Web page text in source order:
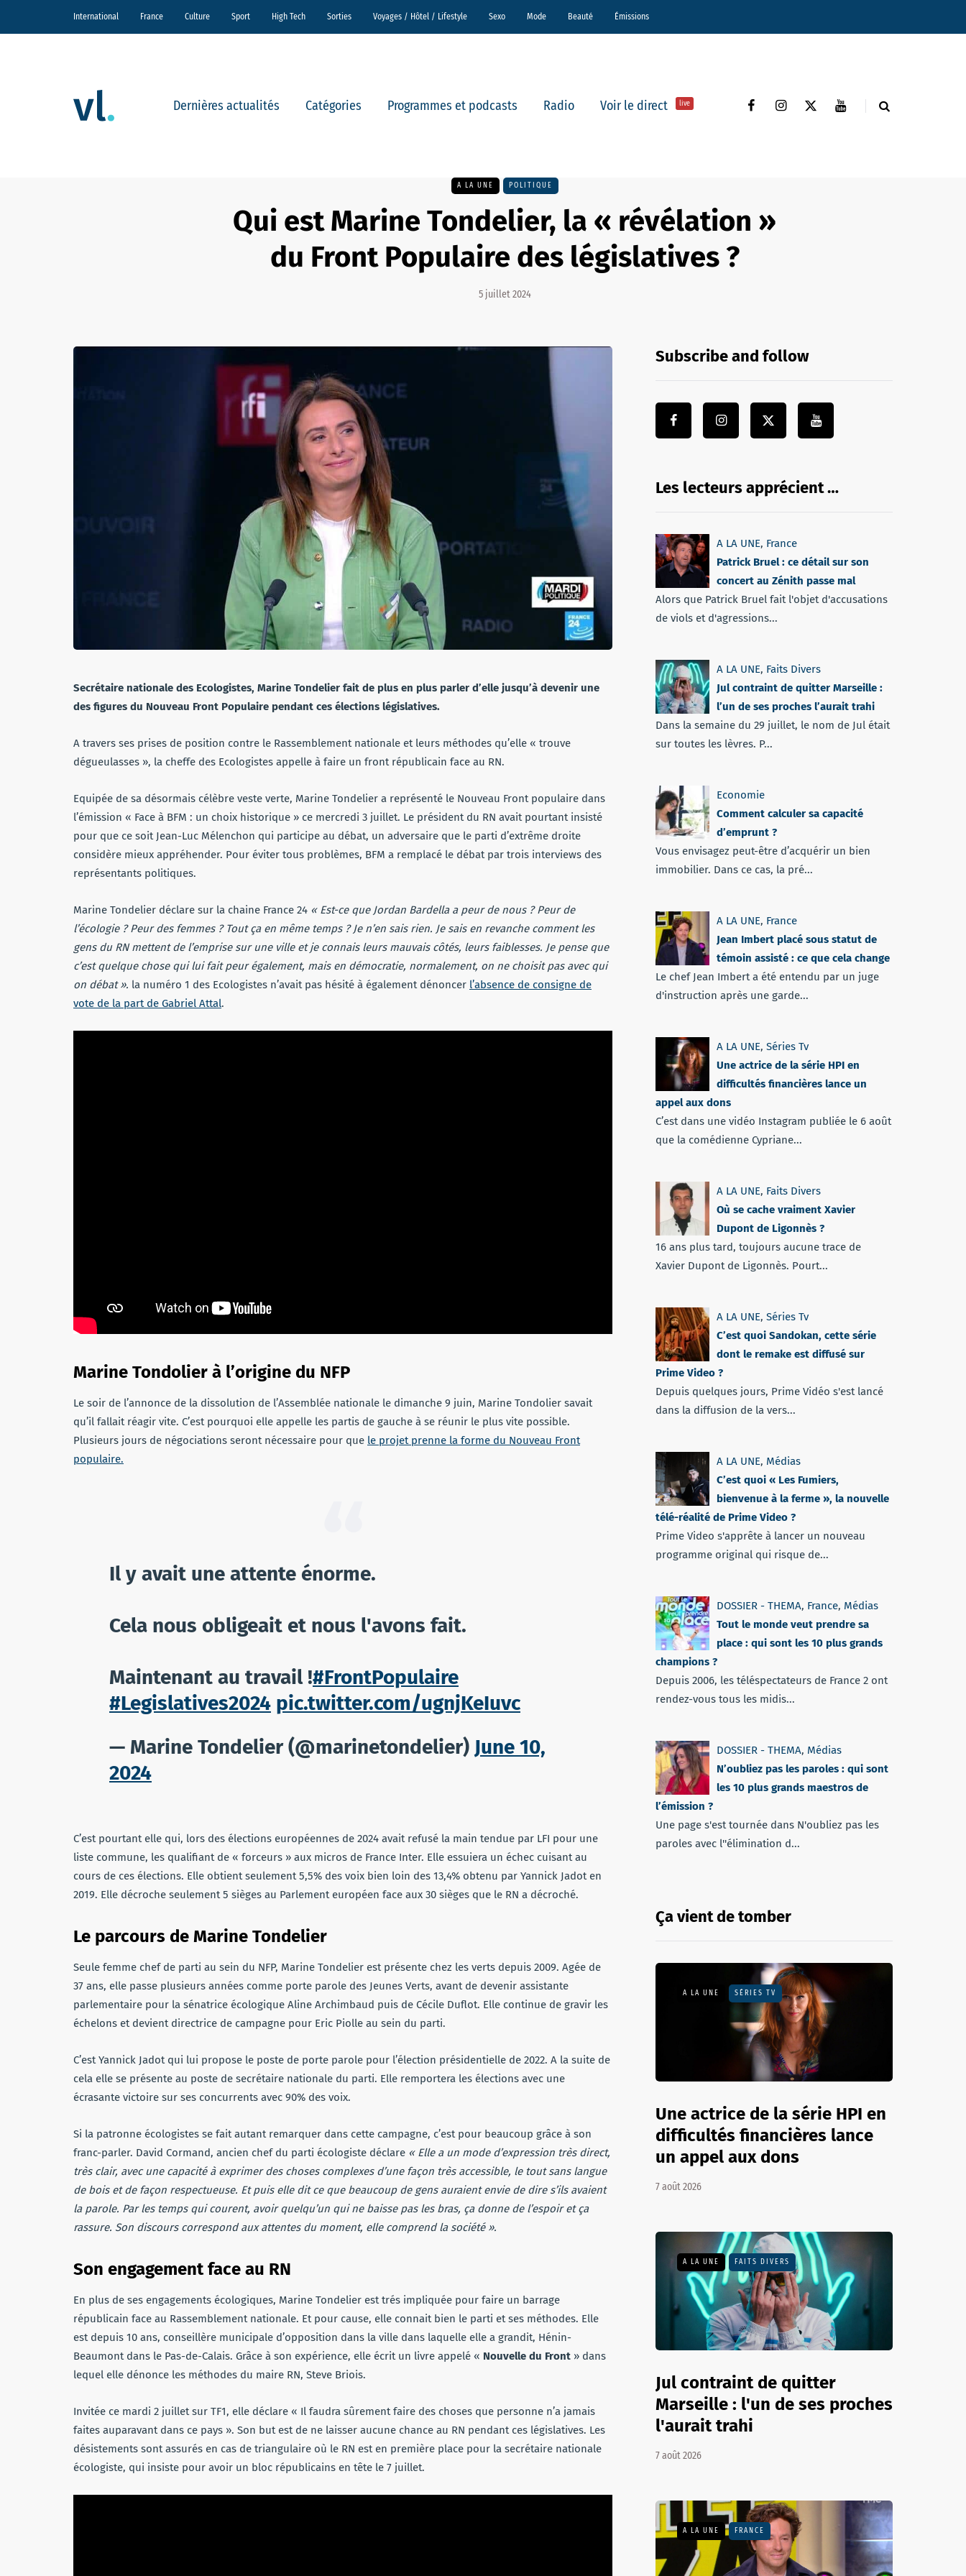
International France Culture Sport High Tech Sorties Voyages / Hôtel / Lifestyle Sexo Mode Beauté Émissions
Dernières actualités Catégories Programmes et podcasts Radio Voir le direct live
A LA UNE POLITIQUE
Qui est Marine Tondelier, la « révélation »
du Front Populaire des législatives ?
5 juillet 2024
Secrétaire nationale des Ecologistes, Marine Tondelier fait de plus en plus parler d’elle jusqu’à devenir une
des figures du Nouveau Front Populaire pendant ces élections législatives.
A travers ses prises de position contre le Rassemblement nationale et leurs méthodes qu’elle « trouve
dégueulasses », la cheffe des Ecologistes appelle à faire un front républicain face au RN.
Equipée de sa désormais célèbre veste verte, Marine Tondelier a représenté le Nouveau Front populaire dans
l’émission « Face à BFM : un choix historique » ce mercredi 3 juillet. Le président du RN avait pourtant insisté
pour que ce soit Jean-Luc Mélenchon qui participe au débat, un adversaire que le parti d’extrême droite
considère mieux appréhender. Pour éviter tous problèmes, BFM a remplacé le débat par trois interviews des
représentants politiques.
Marine Tondelier déclare sur la chaine France 24 « Est-ce que Jordan Bardella a peur de nous ? Peur de
l’écologie ? Peur des femmes ? Tout ça en même temps ? Je n’en sais rien. Je sais en revanche comment les
gens du RN mettent de l’emprise sur une ville et je connais leurs mauvais côtés, leurs faiblesses. Je pense que
c’est quelque chose qui lui fait peur également, mais en démocratie, normalement, on ne choisit pas avec qui
on débat ». la numéro 1 des Ecologistes n’avait pas hésité à également dénoncer l’absence de consigne de
vote de la part de Gabriel Attal.
Marine Tondolier à l’origine du NFP
Le soir de l’annonce de la dissolution de l’Assemblée nationale le dimanche 9 juin, Marine Tondolier savait
qu’il fallait réagir vite. C’est pourquoi elle appelle les partis de gauche à se réunir le plus vite possible.
Plusieurs jours de négociations seront nécessaire pour que le projet prenne la forme du Nouveau Front
populaire.
Il y avait une attente énorme.
Cela nous obligeait et nous l'avons fait.
Maintenant au travail !#FrontPopulaire
#Legislatives2024 pic.twitter.com/ugnjKeIuvc
— Marine Tondelier (@marinetondelier) June 10,
2024
C’est pourtant elle qui, lors des élections européennes de 2024 avait refusé la main tendue par LFI pour une
liste commune, les qualifiant de « forceurs » aux micros de France Inter. Elle essuiera un échec cuisant au
cours de ces élections. Elle obtient seulement 5,5% des voix bien loin des 13,4% obtenu par Yannick Jadot en
2019. Elle décroche seulement 5 sièges au Parlement européen face aux 30 sièges que le RN a décroché.
Le parcours de Marine Tondelier
Seule femme chef de parti au sein du NFP, Marine Tondelier est présente chez les verts depuis 2009. Agée de
37 ans, elle passe plusieurs années comme porte parole des Jeunes Verts, avant de devenir assistante
parlementaire pour la sénatrice écologique Aline Archimbaud puis de Cécile Duflot. Elle continue de gravir les
échelons et devient directrice de campagne pour Eric Piolle au sein du parti.
C’est Yannick Jadot qui lui propose le poste de porte parole pour l’élection présidentielle de 2022. A la suite de
cela elle se présente au poste de secrétaire nationale du parti. Elle remportera les élections avec une
écrasante victoire sur ses concurrents avec 90% des voix.
Si la patronne écologistes se fait autant remarquer dans cette campagne, c’est pour beaucoup grâce à son
franc-parler. David Cormand, ancien chef du parti écologiste déclare « Elle a un mode d’expression très direct,
très clair, avec une capacité à exprimer des choses complexes d’une façon très accessible, le tout sans langue
de bois et de façon respectueuse. Et puis elle dit ce que beaucoup de gens auraient envie de dire s’ils avaient
la parole. Par les temps qui courent, avoir quelqu’un qui ne baisse pas les bras, ça donne de l’espoir et ça
rassure. Son discours correspond aux attentes du moment, elle comprend la société ».
Son engagement face au RN
En plus de ses engagements écologiques, Marine Tondelier est trés impliquée pour faire un barrage
républicain face au Rassemblement nationale. Et pour cause, elle connait bien le parti et ses méthodes. Elle
est depuis 10 ans, conseillère municipale d’opposition dans la ville dans laquelle elle a grandit, Hénin-
Beaumont dans le Pas-de-Calais. Grâce à son expérience, elle écrit un livre appelé « Nouvelle du Front » dans
lequel elle dénonce les méthodes du maire RN, Steve Briois.
Invitée ce mardi 2 juillet sur TF1, elle déclare « Il faudra sûrement faire des choses que personne n’a jamais
faites auparavant dans ce pays ». Son but est de ne laisser aucune chance au RN pendant ces législatives. Les
désistements sont assurés en cas de triangulaire où le RN est en première place pour la secrétaire nationale
écologiste, qui insiste pour avoir un bloc républicains en tête le 7 juillet.
Subscribe and follow
Les lecteurs apprécient …
A LA UNE, France
Patrick Bruel : ce détail sur son
concert au Zénith passe mal
Alors que Patrick Bruel fait l'objet d'accusations
de viols et d'agressions...
A LA UNE, Faits Divers
Jul contraint de quitter Marseille :
l’un de ses proches l’aurait trahi
Dans la semaine du 29 juillet, le nom de Jul était
sur toutes les lèvres. P...
Economie
Comment calculer sa capacité
d’emprunt ?
Vous envisagez peut-être d’acquérir un bien
immobilier. Dans ce cas, la pré...
A LA UNE, France
Jean Imbert placé sous statut de
témoin assisté : ce que cela change
Le chef Jean Imbert a été entendu par un juge
d'instruction après une garde...
A LA UNE, Séries Tv
Une actrice de la série HPI en
difficultés financières lance un
appel aux dons
C’est dans une vidéo Instagram publiée le 6 août
que la comédienne Cypriane...
A LA UNE, Faits Divers
Où se cache vraiment Xavier
Dupont de Ligonnès ?
16 ans plus tard, toujours aucune trace de
Xavier Dupont de Ligonnès. Pourt...
A LA UNE, Séries Tv
C’est quoi Sandokan, cette série
dont le remake est diffusé sur
Prime Video ?
Depuis quelques jours, Prime Vidéo s'est lancé
dans la diffusion de la vers...
A LA UNE, Médias
C’est quoi « Les Fumiers,
bienvenue à la ferme », la nouvelle
télé-réalité de Prime Video ?
Prime Video s'apprête à lancer un nouveau
programme original qui risque de...
DOSSIER - THEMA, France, Médias
Tout le monde veut prendre sa
place : qui sont les 10 plus grands
champions ?
Depuis 2006, les téléspectateurs de France 2 ont
rendez-vous tous les midis...
DOSSIER - THEMA, Médias
N’oubliez pas les paroles : qui sont
les 10 plus grands maestros de
l’émission ?
Une page s'est tournée dans N'oubliez pas les
paroles avec l''élimination d...
Ça vient de tomber
A LA UNE SÉRIES TV
Une actrice de la série HPI en
difficultés financières lance
un appel aux dons
7 août 2026
A LA UNE FAITS DIVERS
Jul contraint de quitter
Marseille : l'un de ses proches
l'aurait trahi
7 août 2026
A LA UNE FRANCE